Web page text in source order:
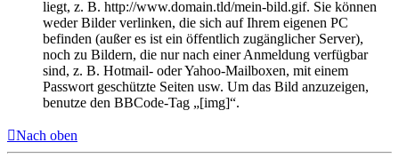
liegt, z. B. http://www.domain.tld/mein-bild.gif. Sie können
weder Bilder verlinken, die sich auf Ihrem eigenen PC
befinden (außer es ist ein öffentlich zugänglicher Server),
noch zu Bildern, die nur nach einer Anmeldung verfügbar
sind, z. B. Hotmail- oder Yahoo-Mailboxen, mit einem
Passwort geschützte Seiten usw. Um das Bild anzuzeigen,
benutze den BBCode-Tag „[img]“.
Nach oben